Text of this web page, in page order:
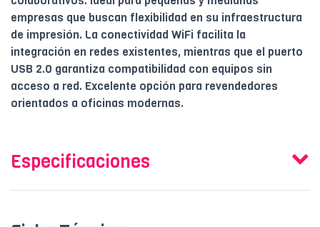
empresas que buscan flexibilidad en su infraestructura
de impresión. La conectividad WiFi facilita la
integración en redes existentes, mientras que el puerto
USB 2.0 garantiza compatibilidad con equipos sin
acceso a red. Excelente opción para revendedores
orientados a oficinas modernas.
Especificaciones